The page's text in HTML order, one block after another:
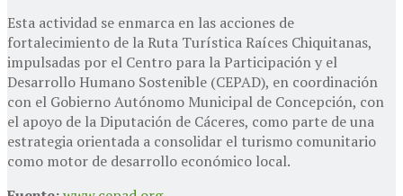
Esta actividad se enmarca en las acciones de
fortalecimiento de la Ruta Turística Raíces Chiquitanas,
impulsadas por el Centro para la Participación y el
Desarrollo Humano Sostenible (CEPAD), en coordinación
con el Gobierno Autónomo Municipal de Concepción, con
el apoyo de la Diputación de Cáceres, como parte de una
estrategia orientada a consolidar el turismo comunitario
como motor de desarrollo económico local.